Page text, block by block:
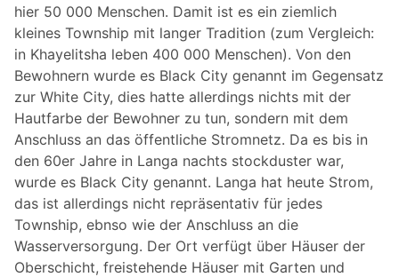
hier 50 000 Menschen. Damit ist es ein ziemlich
kleines Township mit langer Tradition (zum Vergleich:
in Khayelitsha leben 400 000 Menschen). Von den
Bewohnern wurde es Black City genannt im Gegensatz
zur White City, dies hatte allerdings nichts mit der
Hautfarbe der Bewohner zu tun, sondern mit dem
Anschluss an das öffentliche Stromnetz. Da es bis in
den 60er Jahre in Langa nachts stockduster war,
wurde es Black City genannt. Langa hat heute Strom,
das ist allerdings nicht repräsentativ für jedes
Township, ebnso wie der Anschluss an die
Wasserversorgung. Der Ort verfügt über Häuser der
Oberschicht, freistehende Häuser mit Garten und